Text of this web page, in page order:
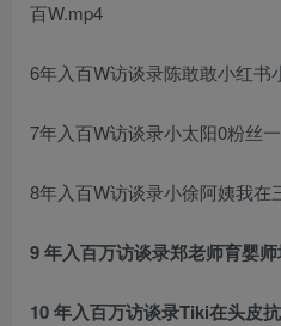
百W.mp4
6年入百W访谈录陈敢敢小红书
7年入百W访谈录小太阳0粉丝
8年入百W访谈录小徐阿姨我在
9 年入百万访谈录郑老师育婴
10 年入百万访谈录Tiki在头皮